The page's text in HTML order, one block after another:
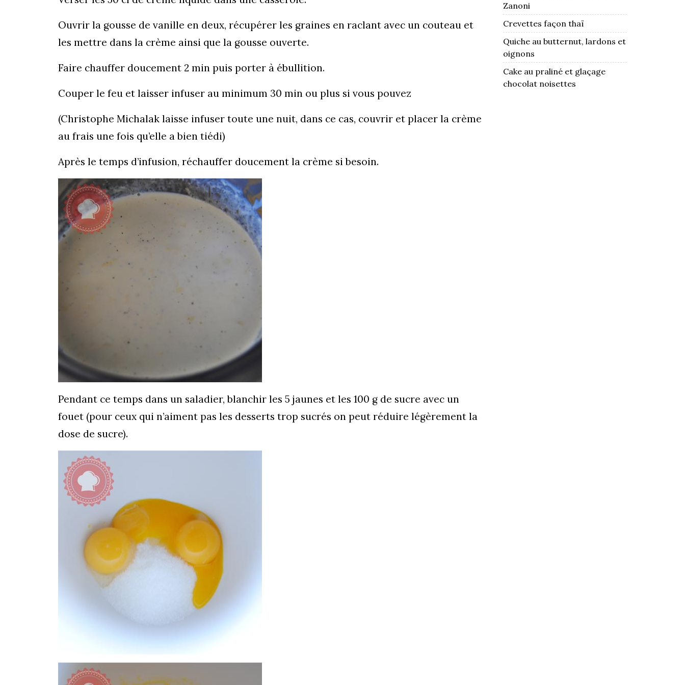
Ouvrir la gousse de vanille en deux, récupérer les graines en raclant avec un couteau et
les mettre dans la crème ainsi que la gousse ouverte.
Faire chauffer doucement 2 min puis porter à ébullition.
Couper le feu et laisser infuser au minimum 30 min ou plus si vous pouvez
(Christophe Michalak laisse infuser toute une nuit, dans ce cas, couvrir et placer la crème
au frais une fois qu’elle a bien tiédi)
Après le temps d’infusion, réchauffer doucement la crème si besoin.
Pendant ce temps dans un saladier, blanchir les 5 jaunes et les 100 g de sucre avec un
fouet (pour ceux qui n’aiment pas les desserts trop sucrés on peut réduire légèrement la
dose de sucre).
Zanoni
Crevettes façon thaï
Quiche au butternut, lardons et
oignons
Cake au praliné et glaçage
chocolat noisettes